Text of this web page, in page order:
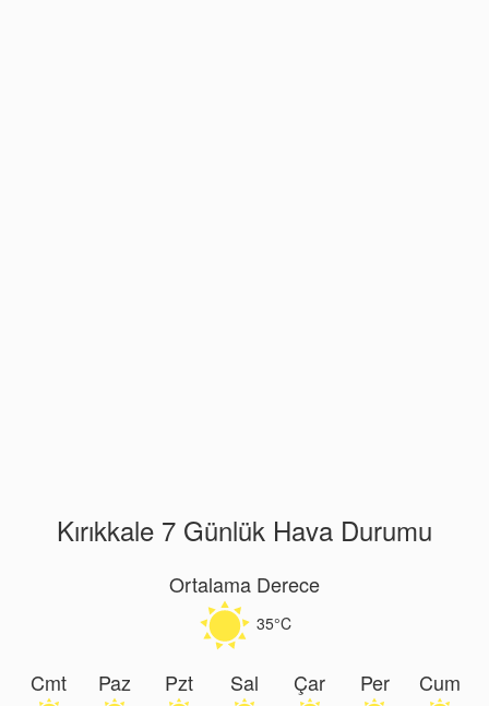
Kırıkkale 7 Günlük Hava Durumu
Ortalama Derece
35°C
Cmt Paz Pzt Sal Çar Per Cum